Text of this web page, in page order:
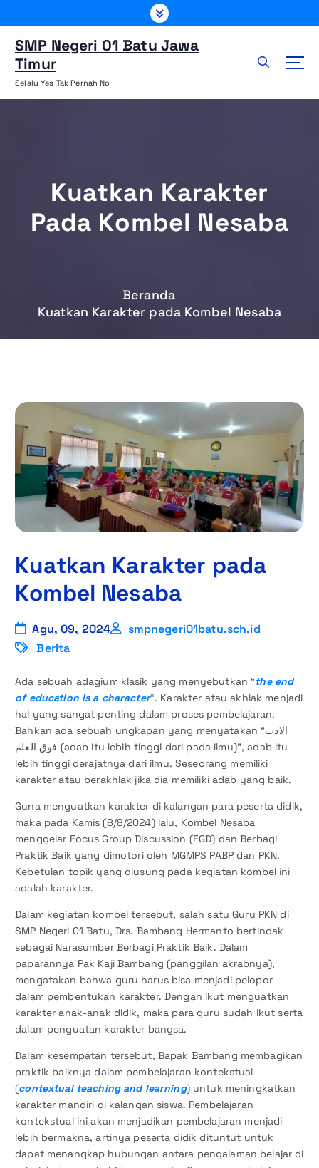
e
SMP Negeri 01 Batu Jawa
Timur
Selalu Yes Tak Pernah No
Kuatkan Karakter
Pada Kombel Nesaba
Beranda
Kuatkan Karakter pada Kombel Nesaba
Kuatkan Karakter pada
Kombel Nesaba
Agu, 09, 2024
smpnegeri01batu.sch.id
Berita
Ada sebuah adagium klasik yang menyebutkan “the end
of education is a character“. Karakter atau akhlak menjadi
hal yang sangat penting dalam proses pembelajaran.
Bahkan ada sebuah ungkapan yang menyatakan “الادب
فوق العلم (adab itu lebih tinggi dari pada ilmu)”, adab itu
lebih tinggi derajatnya dari ilmu. Seseorang memiliki
karakter atau berakhlak jika dia memiliki adab yang baik.
Guna menguatkan karakter di kalangan para peserta didik,
maka pada Kamis (8/8/2024) lalu, Kombel Nesaba
menggelar Focus Group Discussion (FGD) dan Berbagi
Praktik Baik yang dimotori oleh MGMPS PABP dan PKN.
Kebetulan topik yang diusung pada kegiatan kombel ini
adalah karakter.
Dalam kegiatan kombel tersebut, salah satu Guru PKN di
SMP Negeri 01 Batu, Drs. Bambang Hermanto bertindak
sebagai Narasumber Berbagi Praktik Baik. Dalam
paparannya Pak Kaji Bambang (panggilan akrabnya),
mengatakan bahwa guru harus bisa menjadi pelopor
dalam pembentukan karakter. Dengan ikut menguatkan
karakter anak-anak didik, maka para guru sudah ikut serta
dalam penguatan karakter bangsa.
Dalam kesempatan tersebut, Bapak Bambang membagikan
praktik baiknya dalam pembelajaran kontekstual
(contextual teaching and learning) untuk meningkatkan
karakter mandiri di kalangan siswa. Pembelajaran
kontekstual ini akan menjadikan pembelajaran menjadi
lebih bermakna, artinya peserta didik dituntut untuk
dapat menangkap hubungan antara pengalaman belajar di